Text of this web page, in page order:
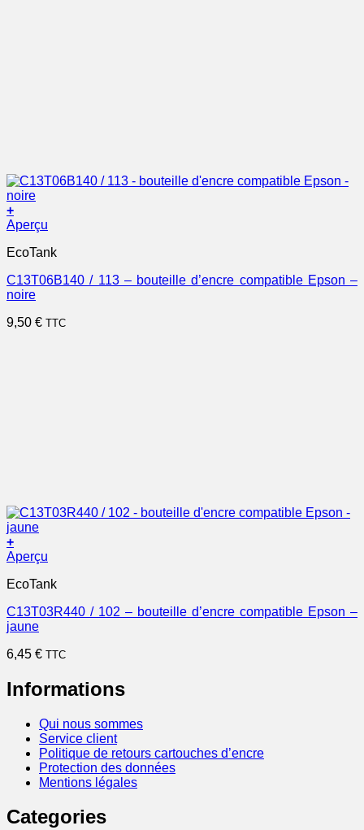
+
Aperçu
EcoTank
C13T06B140 / 113 – bouteille d’encre compatible Epson –
noire
9,50 € TTC
+
Aperçu
EcoTank
C13T03R440 / 102 – bouteille d’encre compatible Epson –
jaune
6,45 € TTC
Informations
Qui nous sommes
Service client
Politique de retours cartouches d’encre
Protection des données
Mentions légales
Categories